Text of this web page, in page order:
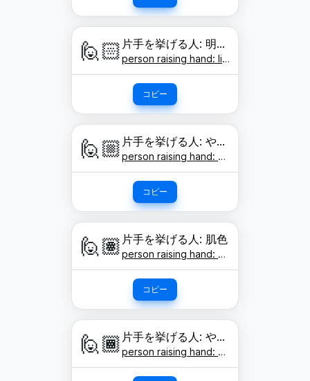
🙋🏻 片手を挙げる人: 明るい肌色
person raising hand: light skin tone
コピー
🙋🏼 片手を挙げる人: やや明るい肌色
person raising hand: medium-light skin tone
コピー
🙋🏽 片手を挙げる人: 肌色
person raising hand: medium skin tone
コピー
🙋🏾 片手を挙げる人: やや濃い肌色
person raising hand: medium-dark skin tone